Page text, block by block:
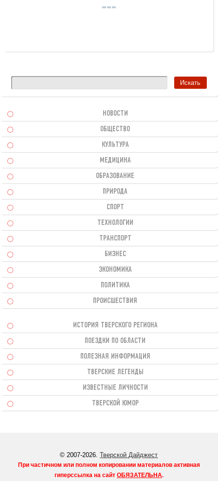
НОВОСТИ
ОБЩЕСТВО
КУЛЬТУРА
МЕДИЦИНА
ОБРАЗОВАНИЕ
ПРИРОДА
СПОРТ
ТЕХНОЛОГИИ
ТРАНСПОРТ
БИЗНЕС
ЭКОНОМИКА
ПОЛИТИКА
ПРОИСШЕСТВИЯ
ИСТОРИЯ ТВЕРСКОГО РЕГИОНА
ПОЕЗДКИ ПО ОБЛАСТИ
ПОЛЕЗНАЯ ИНФОРМАЦИЯ
ТВЕРСКИЕ ЛЕГЕНДЫ
ИЗВЕСТНЫЕ ЛИЧНОСТИ
ТВЕРСКОЙ ЮМОР
© 2007-2026.Тверской Дайджест
При частичном или полном копировании материалов активная
гиперссылка на сайт ОБЯЗАТЕЛЬНА.